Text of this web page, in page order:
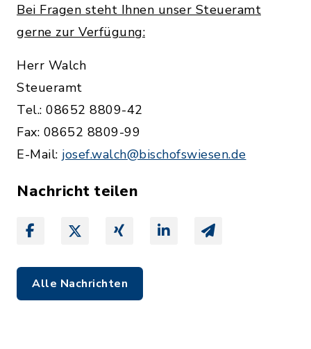
Bei Fragen steht Ihnen unser Steueramt
gerne zur Verfügung:
Herr Walch
Steueramt
Tel.: 08652 8809-42
Fax: 08652 8809-99
E-Mail: josef.walch@bischofswiesen.de
Nachricht teilen
Alle Nachrichten